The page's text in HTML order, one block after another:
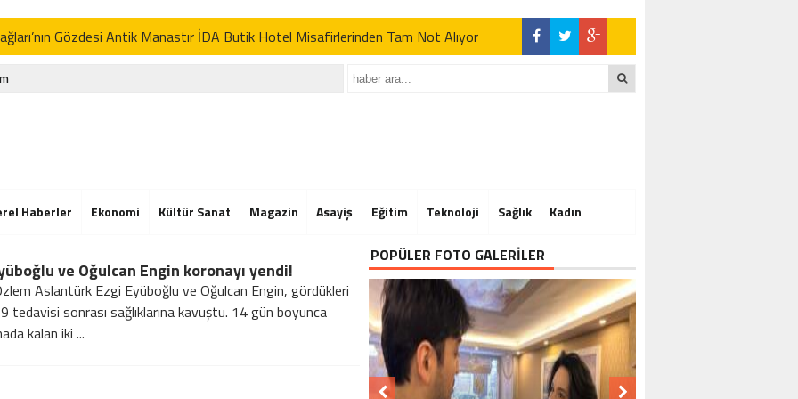
Gözdesi Antik Manastır İDA Butik Hotel Misafirlerinden Tam Not Alıyor
İran açıklaması: “Uygun davranmazlarsa gereğini yaparım”
Der’in Geleneksel Pikniğine Rekor Katılım
Gözdesi Antik Manastır İDA Butik Hotel Misafirlerinden Tam Not Alıyor
İran açıklaması: “Uygun davranmazlarsa gereğini yaparım”
Haberler Ekonomi Kültür Sanat Magazin Asayiş Eğitim Teknoloji Sağlık Kadın
ve Oğulcan Engin koronayı yendi!
Aslantürk Ezgi Eyüboğlu ve Oğulcan Engin, gördükleri
tedavisi sonrası sağlıklarına kavuştu. 14 gün boyunca
kalan iki ...
POPÜLER FOTO GALERİLER